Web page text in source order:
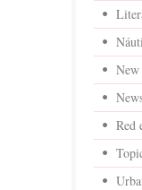
New
Red